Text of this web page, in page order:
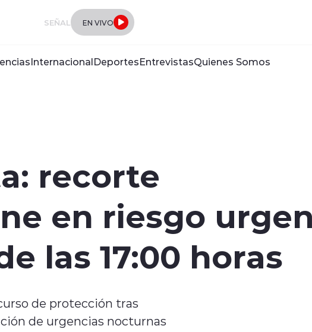
SEÑAL EN VIVO
InternacionalDeportesEntrevistasQuienes Somos
recorte
en riesgo
las 17:00 horas
de protección tras
de urgencias nocturnas